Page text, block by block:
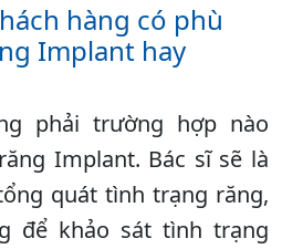
hàng có phù
Implant hay
phải trường hợp nào
Implant. Bác sĩ sẽ là
quát tình trạng răng,
để khảo sát tình trạng